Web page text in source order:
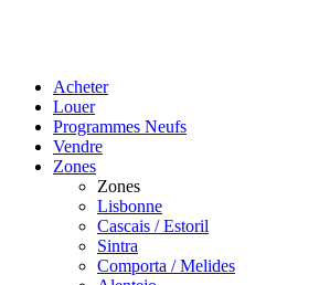
Acheter
Louer
Programmes Neufs
Vendre
Zones
Zones
Lisbonne
Cascais / Estoril
Sintra
Comporta / Melides